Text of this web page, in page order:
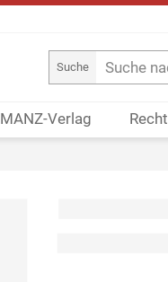
Suche
MANZ-Verlag Recht